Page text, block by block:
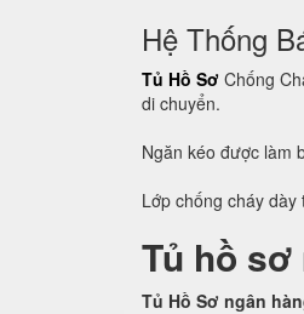
Hệ Thống
Tủ Hồ Sơ Chống
di chuyển.
Ngăn kéo được làm
Lớp chống cháy
Tủ hồ sơ
Tủ Hồ Sơ ngân